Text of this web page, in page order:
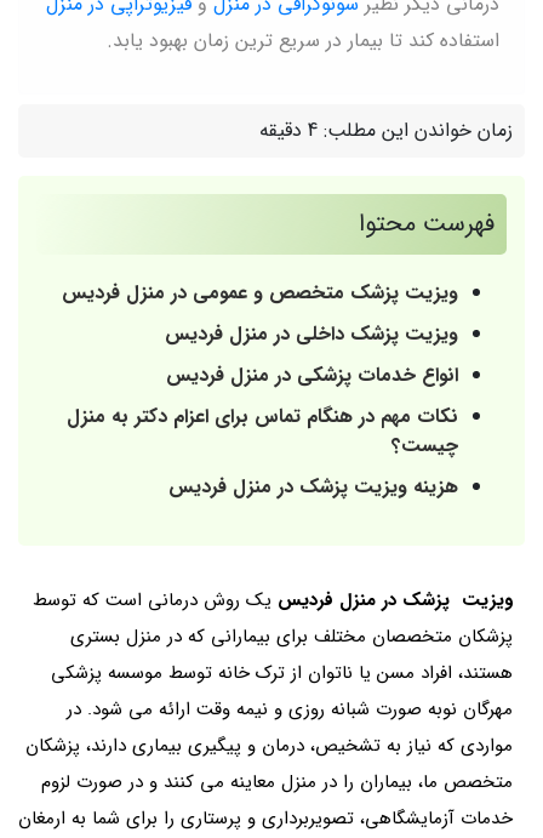
استفاده کند تا بیمار در سریع ترین زمان بهبود یابد.
زمان خواندن این مطلب: 4 دقیقه
فهرست محتوا
ویزیت پزشک متخصص و عمومی در منزل فردیس
ویزیت پزشک داخلی در منزل فردیس
انواع خدمات پزشکی در منزل فردیس
نکات مهم در هنگام تماس برای اعزام دکتر به منزل
چیست؟
هزینه ویزیت پزشک در منزل فردیس
ویزیت پزشک در منزل فردیس یک روش درمانی است که توسط
پزشکان متخصصان مختلف برای بیمارانی که در منزل بستری
هستند، افراد مسن یا ناتوان از ترک خانه توسط موسسه پزشکی
مهرگان نوبه صورت شبانه روزی و نیمه وقت ارائه می شود. در
مواردی که نیاز به تشخیص، درمان و پیگیری بیماری دارند، پزشکان
متخصص ما، بیماران را در منزل معاینه می کنند و در صورت لزوم
خدمات آزمایشگاهی، تصویربرداری و پرستاری را برای شما به ارمغان